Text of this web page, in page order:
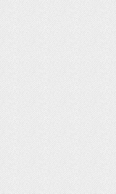
ثبت‌نام بیش از ۱۵ هزار داوطلب دستیاری
تا امروز/ مهلت ثبت نام تمدید شد
دما در نیمه شمالی کشور از امروز